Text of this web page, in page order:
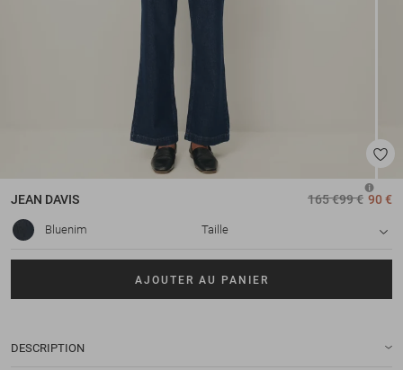
JEAN DAVIS 165 €99 € 90 €
Bluenim Taille
AJOUTER AU PANIER
DESCRIPTION